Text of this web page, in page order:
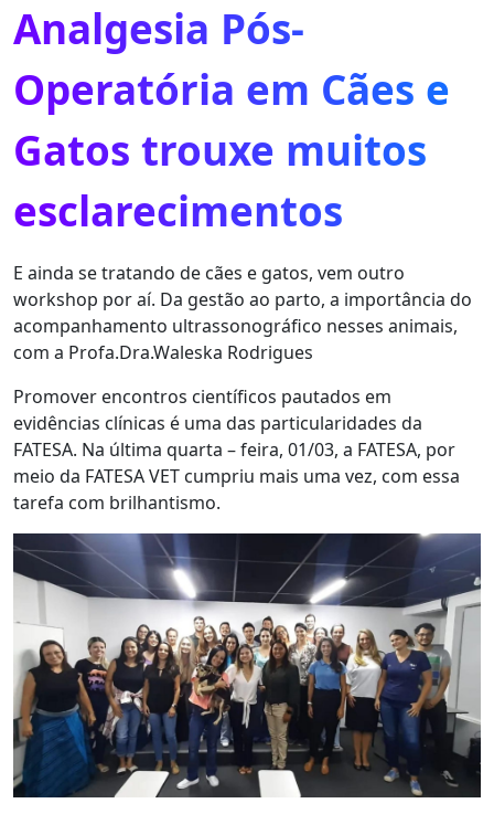
Analgesia Pós-
Operatória em Cães e
Gatos trouxe muitos
esclarecimentos
E ainda se tratando de cães e gatos, vem outro
workshop por aí. Da gestão ao parto, a importância do
acompanhamento ultrassonográfico nesses animais,
com a Profa.Dra.Waleska Rodrigues
Promover encontros científicos pautados em
evidências clínicas é uma das particularidades da
FATESA. Na última quarta – feira, 01/03, a FATESA, por
meio da FATESA VET cumpriu mais uma vez, com essa
tarefa com brilhantismo.